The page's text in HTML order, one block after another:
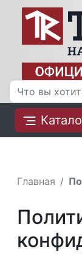
Главная